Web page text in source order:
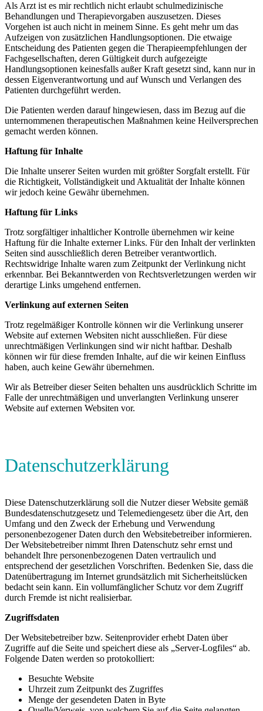
Als Arzt ist es mir rechtlich nicht erlaubt schulmedizinische
Behandlungen und Therapievorgaben auszusetzen. Dieses
Vorgehen ist auch nicht in meinem Sinne. Es geht mehr um das
Aufzeigen von zusätzlichen Handlungsoptionen. Die etwaige
Entscheidung des Patienten gegen die Therapieempfehlungen der
Fachgesellschaften, deren Gültigkeit durch aufgezeigte
Handlungsoptionen keinesfalls außer Kraft gesetzt sind, kann nur in
dessen Eigenverantwortung und auf Wunsch und Verlangen des
Patienten durchgeführt werden.
Die Patienten werden darauf hingewiesen, dass im Bezug auf die
unternommenen therapeutischen Maßnahmen keine Heilversprechen
gemacht werden können.
Haftung für Inhalte
Die Inhalte unserer Seiten wurden mit größter Sorgfalt erstellt. Für
die Richtigkeit, Vollständigkeit und Aktualität der Inhalte können
wir jedoch keine Gewähr übernehmen.
Haftung für Links
Trotz sorgfältiger inhaltlicher Kontrolle übernehmen wir keine
Haftung für die Inhalte externer Links. Für den Inhalt der verlinkten
Seiten sind ausschließlich deren Betreiber verantwortlich.
Rechtswidrige Inhalte waren zum Zeitpunkt der Verlinkung nicht
erkennbar. Bei Bekanntwerden von Rechtsverletzungen werden wir
derartige Links umgehend entfernen.
Verlinkung auf externen Seiten
Trotz regelmäßiger Kontrolle können wir die Verlinkung unserer
Website auf externen Websiten nicht ausschließen. Für diese
unrechtmäßigen Verlinkungen sind wir nicht haftbar. Deshalb
können wir für diese fremden Inhalte, auf die wir keinen Einfluss
haben, auch keine Gewähr übernehmen.
Wir als Betreiber dieser Seiten behalten uns ausdrücklich Schritte im
Falle der unrechtmäßigen und unverlangten Verlinkung unserer
Website auf externen Websiten vor.
Datenschutzerklärung
Diese Datenschutzerklärung soll die Nutzer dieser Website gemäß
Bundesdatenschutzgesetz und Telemediengesetz über die Art, den
Umfang und den Zweck der Erhebung und Verwendung
personenbezogener Daten durch den Websitebetreiber informieren.
Der Websitebetreiber nimmt Ihren Datenschutz sehr ernst und
behandelt Ihre personenbezogenen Daten vertraulich und
entsprechend der gesetzlichen Vorschriften. Bedenken Sie, dass die
Datenübertragung im Internet grundsätzlich mit Sicherheitslücken
bedacht sein kann. Ein vollumfänglicher Schutz vor dem Zugriff
durch Fremde ist nicht realisierbar.
Zugriffsdaten
Der Websitebetreiber bzw. Seitenprovider erhebt Daten über
Zugriffe auf die Seite und speichert diese als „Server-Logfiles“ ab.
Folgende Daten werden so protokolliert:
Besuchte Website
Uhrzeit zum Zeitpunkt des Zugriffes
Menge der gesendeten Daten in Byte